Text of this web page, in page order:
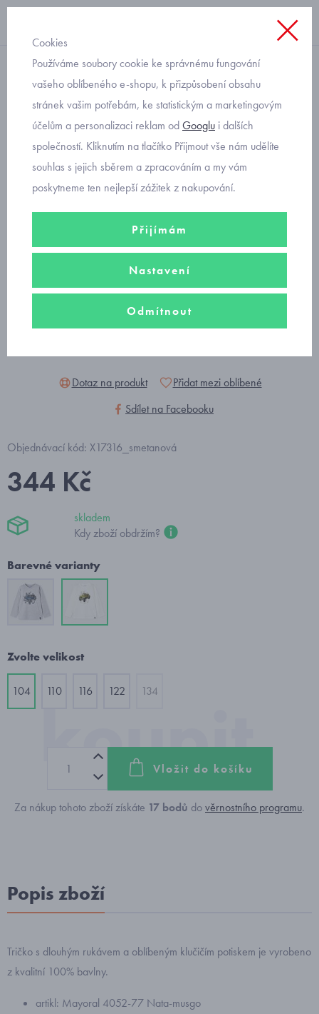
s dlouhým rukávem
dětské triko s autem
Mayoral 4052-77
Dotaz na produkt
Přidat mezi oblíbené
Sdílet na Facebooku
Objednávací kód: X17316_smetanová
344 Kč
skladem
Kdy zboží obdržím?
Barevné varianty
Zvolte velikost
104 110 116 122 134
Vložit do košíku
Za nákup tohoto zboží získáte 17 bodů dověrnostního programu.
Popis zboží
Tričko s dlouhým rukávem a oblíbeným klučičím potiskem je vyrobeno
z kvalitní 100% bavlny.
artikl: Mayoral 4052-77 Nata-musgo
Cookies
Používáme soubory cookie ke správnému fungování
vašeho oblíbeného e-shopu, k přizpůsobení obsahu
stránek vašim potřebám, ke statistickým a marketingovým
účelům a personalizaci reklam odGooglu i dalších
společností. Kliknutím na tlačítko Přijmout vše nám udělíte
souhlas s jejich sběrem a zpracováním a my vám
poskytneme ten nejlepší zážitek z nakupování.
Přijímám
Nastavení
Odmítnout